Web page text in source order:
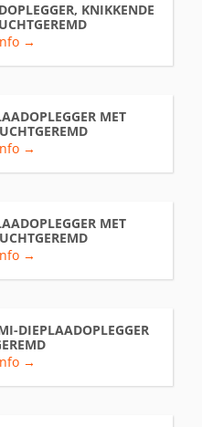
KNIKKENDE
→
MET
→
MET
→
DIEPLAADOPLEGGER
→